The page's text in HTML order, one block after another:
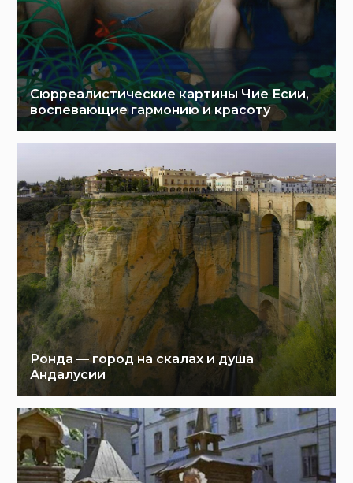
Сюрреалистические картины Чие Есии,
воспевающие гармонию и красоту
Ронда — город на скалах и душа
Андалусии